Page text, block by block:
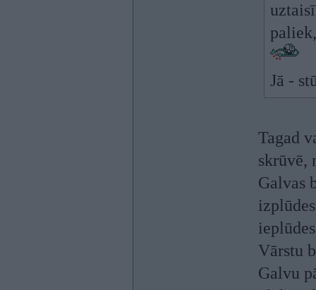
Jā -
Tagad
skrūvē,
Galvas
Vārstu
Galvu